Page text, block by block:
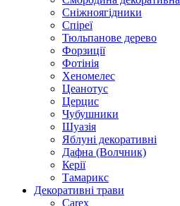
Сніжноягідники
Спіреї
Тюльпанове дерево
Форзиції
Фотінія
Хеномелес
Цеанотус
Церцис
Чубушники
Шуазія
Яблуні декоративні
Дафна (Волчник)
Керії
Тамарикс
Декоративні трави
Carex